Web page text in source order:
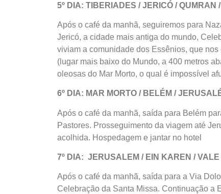
5º DIA: TIBERIADES / JERICÓ / QUMRAN
Após o café da manhã, seguiremos para
Jericó, a cidade mais antiga do mundo,
viviam a comunidade dos Essênios, que
(lugar mais baixo do Mundo, a 400 metros
oleosas do Mar Morto, o qual é impossível
6º DIA: MAR MORTO / BELÉM /
Após o café da manhã, saída para Belém
Pastores. Prosseguimento da viagem até
acolhida. Hospedagem e jantar no hotel
7º DIA: JERUSALEM / EIN KAREN /
Após o café da manhã, saída para a Via
Celebração da Santa Missa. Continuação a